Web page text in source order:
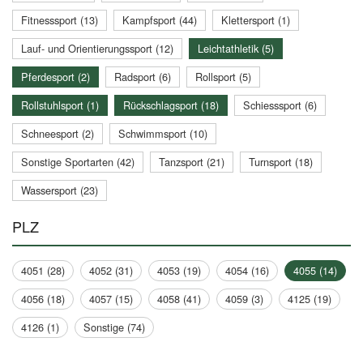
Fitnesssport (13)
Kampfsport (44)
Klettersport (1)
Lauf- und Orientierungssport (12)
Leichtathletik (5)
Pferdesport (2)
Radsport (6)
Rollsport (5)
Rollstuhlsport (1)
Rückschlagsport (18)
Schiesssport (6)
Schneesport (2)
Schwimmsport (10)
Sonstige Sportarten (42)
Tanzsport (21)
Turnsport (18)
Wassersport (23)
PLZ
4051 (28) 4052 (31) 4053 (19) 4054 (16)
4055 (14)
4056 (18)
4057 (15) 4058 (41) 4059 (3)
4125 (19)
4126 (1)
Sonstige (74)